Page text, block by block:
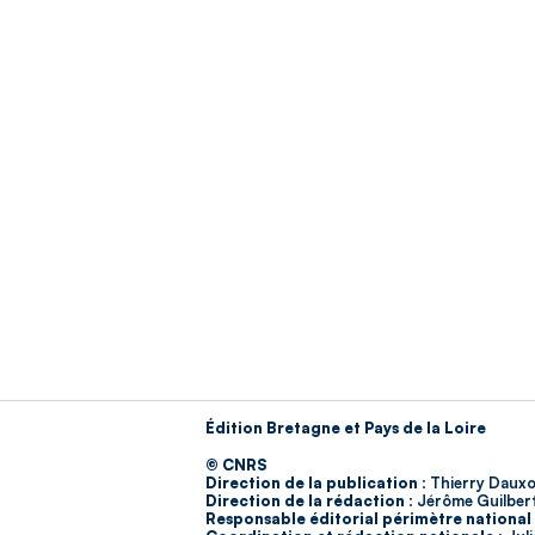
Édition Bretagne et Pays de la Loire
© CNRS
Direction de la publication : Thierry
Direction de la rédaction : Jérôme
Responsable éditorial périmètre national